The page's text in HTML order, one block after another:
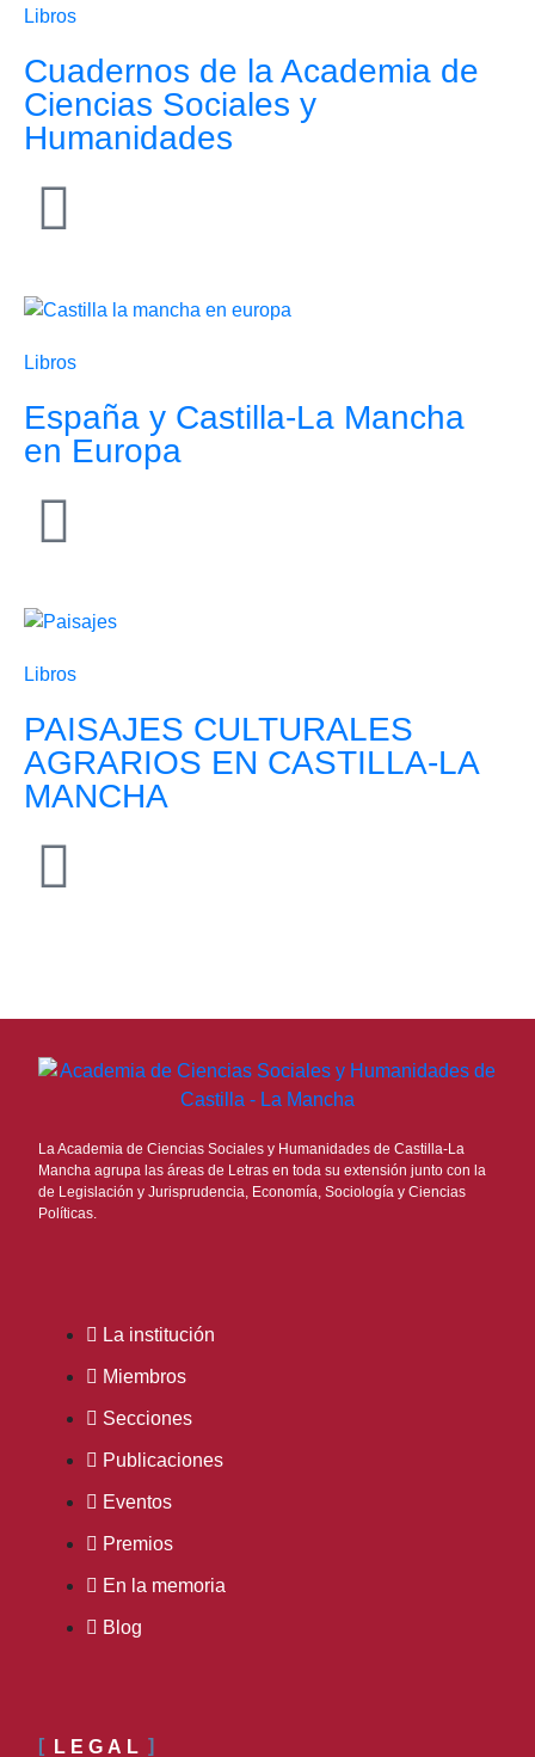
Libros
Cuadernos de la Academia de
Ciencias Sociales y
Humanidades
Libros
España y Castilla-La Mancha
en Europa
Libros
PAISAJES CULTURALES
AGRARIOS EN CASTILLA-LA
MANCHA
La Academia de Ciencias Sociales y Humanidades de Castilla-La
Mancha agrupa las áreas de Letras en toda su extensión junto con la
de Legislación y Jurisprudencia, Economía, Sociología y Ciencias
Políticas.
La institución
Miembros
Secciones
Publicaciones
Eventos
Premios
En la memoria
Blog
LEGAL